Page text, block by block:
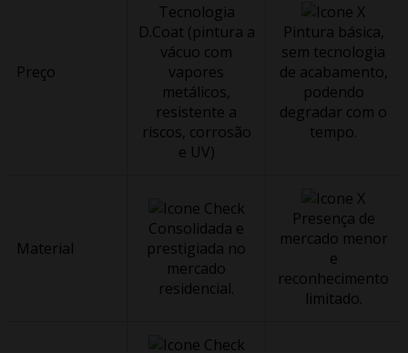
Preço
Tecnologia
D.Coat (pintura a
vácuo com
vapores
metálicos,
resistente a
riscos, corrosão
e UV)
Pintura básica,
sem tecnologia
de acabamento,
podendo
degradar com o
tempo.
Material
Consolidada e
prestigiada no
mercado
residencial.
Presença de
mercado menor
e
reconhecimento
limitado.